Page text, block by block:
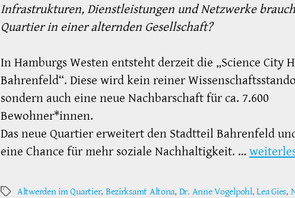
Infrastrukturen, Dienstleistungen und Netzwerke
Quartier in einer alternden Gesellschaft?
In Hamburgs Westen entsteht derzeit die „Science City
Bahrenfeld“. Diese wird kein reiner
sondern auch eine neue Nachbarschaft für ca. 7.600
Bewohner*innen.
Das neue Quartier erweitert den Stadtteil Bahrenfeld
eine Chance für mehr soziale Nachhaltigkeit. …
Schlagwörter
Altwerden im Quartier, Bezirksamt Altona, Dr. Anne Vogelpohl,Lea Gies,